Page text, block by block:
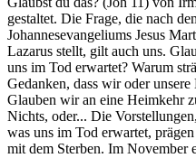
gestaltet. Die Frage, die nach
Johannesevangeliums Jesus
Lazarus stellt, gilt auch uns.
uns im Tod erwartet? Warum
Gedanken, dass wir oder
Glauben wir an eine Heimkehr
Nichts, oder... Die
was uns im Tod erwartet,
mit dem Sterben. Im November